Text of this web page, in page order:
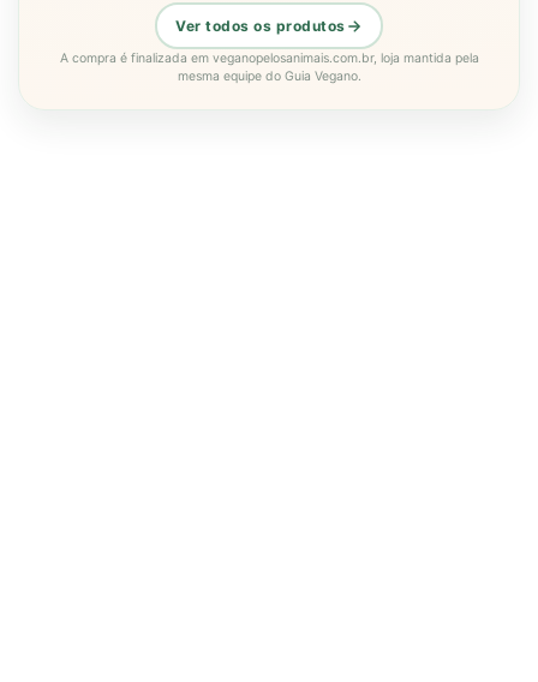
Ver todos os produtos
A compra é finalizada em veganopelosanimais.com.br, loja mantida pela
mesma equipe do Guia Vegano.